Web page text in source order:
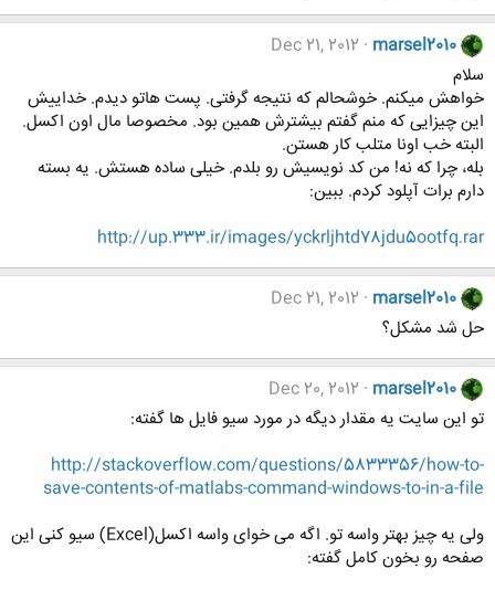
marsel2010
Dec 21, 2012
سلام
خواهش میکنم. خوشحالم که نتیجه گرفتی. پست هاتو دیدم. خداییش
این چیزایی که منم گفتم بیشترش همین بود. مخصوصا مال اون اکسل.
البته خب اونا متلب کار هستن.
بله، چرا که نه! من کد نویسیش رو بلدم. خیلی ساده هستش. یه بسته
دارم برات آپلود کردم. ببین:
http://up.333.ir/images/yckrljhtd78jdu5ootfq.rar
marsel2010
Dec 21, 2012
حل شد مشکل؟
marsel2010
Dec 20, 2012
تو این سایت یه مقدار دیگه در مورد سیو فایل ها گفته:
http://stackoverflow.com/questions/5833356/how-to-
save-contents-of-matlabs-command-windows-to-in-a-file
ولی یه چیز بهتر واسه تو. اگه می خوای واسه اکسل(Excel) سیو کنی این
صفحه رو بخون کامل گفته: